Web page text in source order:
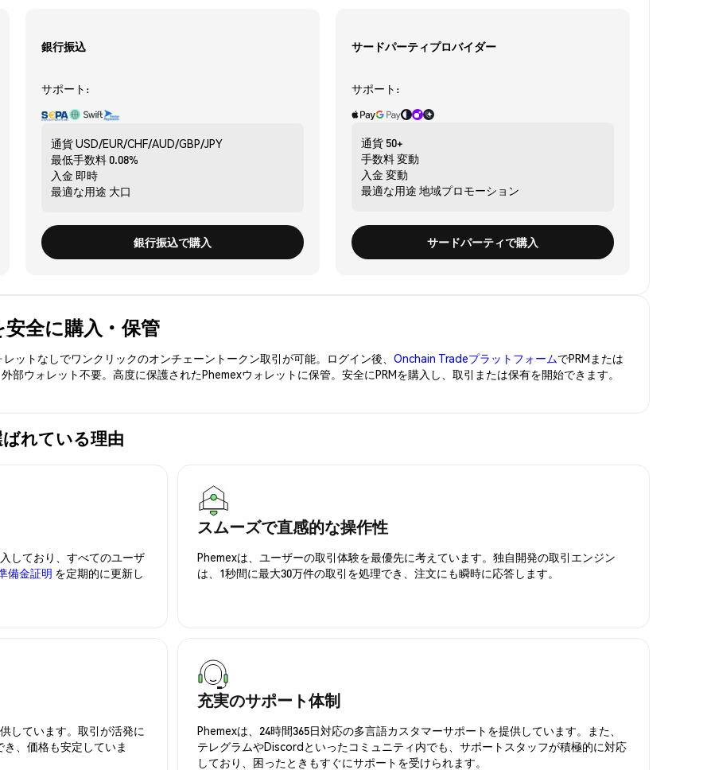
銀行振込
サポート:
通貨USD/EUR/CHF/AUD/GBP/JPY
最低手数料0.08%
入金 即時
最適な用途 大口
銀行振込で購入
サードパーティプロバイダー
サポート:
通貨 50+
手数料変動
入金 変動
最適な用途 地域プロモーション
サードパーティで購入
全に購入・保管
ットなしでワンクリックのオンチェーントークン取引が可能。ログイン後、 Onchain TradeプラットフォームでPRMまたは
部ウォレット不要。高度に保護されたPhemexウォレットに保管。安全にPRMを購入し、取引または保有を開始できます。
れている理由
しており、すべてのユーザ
備金証明 を定期的に更新し
スムーズで直感的な操作性
Phemexは、ユーザーの取引体験を最優先に考えています。独自開発の取引エンジン
は、1秒間に最大30万件の取引を処理でき、注文にも瞬時に応答します。
しています。取引が活発に
、価格も安定していま
充実のサポート体制
Phemexは、24時間365日対応の多言語カスタマーサポートを提供しています。また、
テレグラムやDiscordといったコミュニティ内でも、サポートスタッフが積極的に対応
しており、困ったときもすぐにサポートを受けられます。